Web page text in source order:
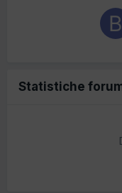
Statistiche